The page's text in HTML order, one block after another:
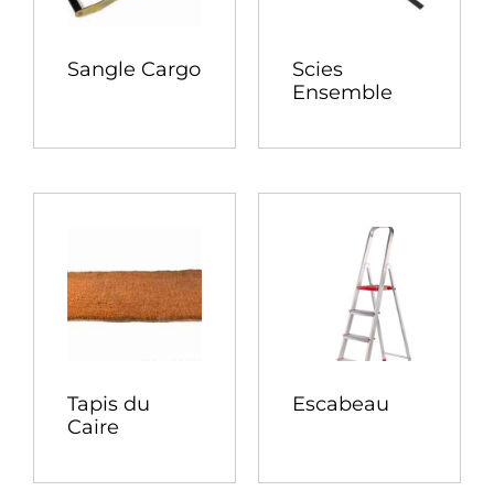
Sangle Cargo
Scies
Ensemble
Tapis du
Caire
Escabeau